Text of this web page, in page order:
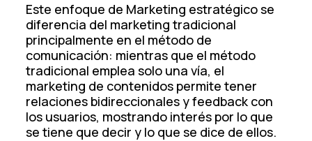
Este enfoque de Marketing estratégico se
diferencia del marketing tradicional
principalmente en el método de
comunicación: mientras que el método
tradicional emplea solo una vía, el
marketing de contenidos permite tener
relaciones bidireccionales y feedback con
los usuarios, mostrando interés por lo que
se tiene que decir y lo que se dice de ellos.